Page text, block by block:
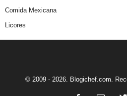
Comida Mexicana
Licores
© 2009 - 2026. Blogichef.com.